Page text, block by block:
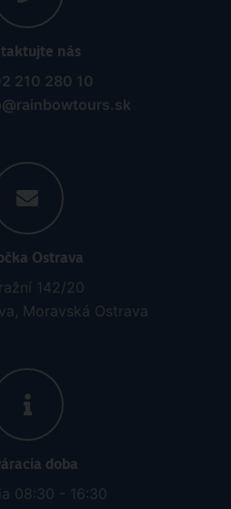
nás
210 280 10
Ostrava
142/20
Moravská Ostrava
doba
08:30 - 16:30